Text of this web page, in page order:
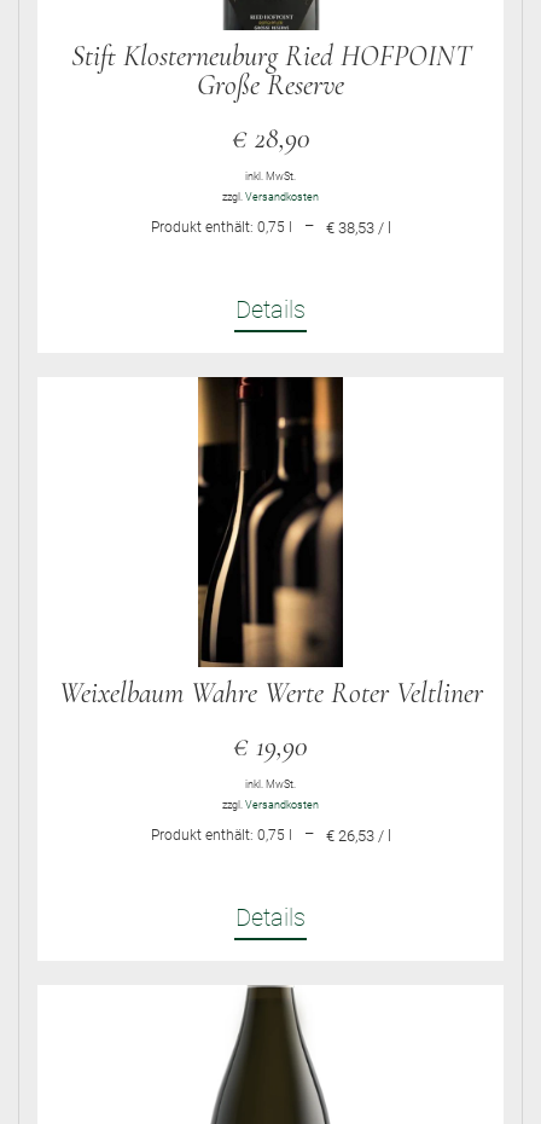
Stift Klosterneuburg Ried HOFPOINT
Große Reserve
€28,90
inkl. MwSt.
zzgl. Versandkosten
Produkt enthält: 0,75 – € 38,53 / l
Details
Weixelbaum Wahre Werte Roter Veltliner
€ 19,90
inkl. MwSt.
zzgl. Versandkosten
Produkt enthält: 0,75 – € 26,53 / l
Details